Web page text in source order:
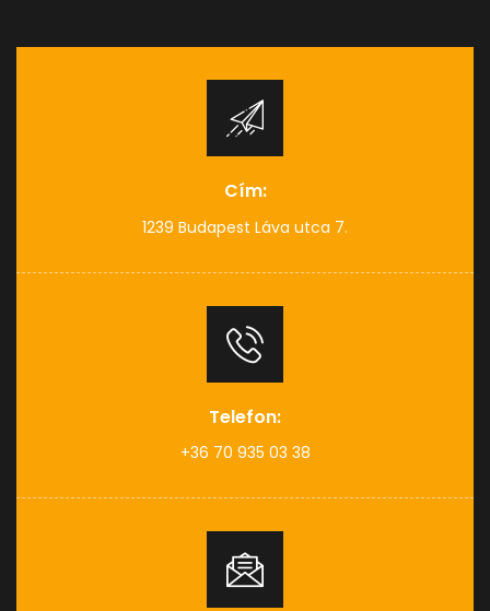
Cím:
1239 Budapest Láva utca 7.
Telefon:
+36 70 935 03 38